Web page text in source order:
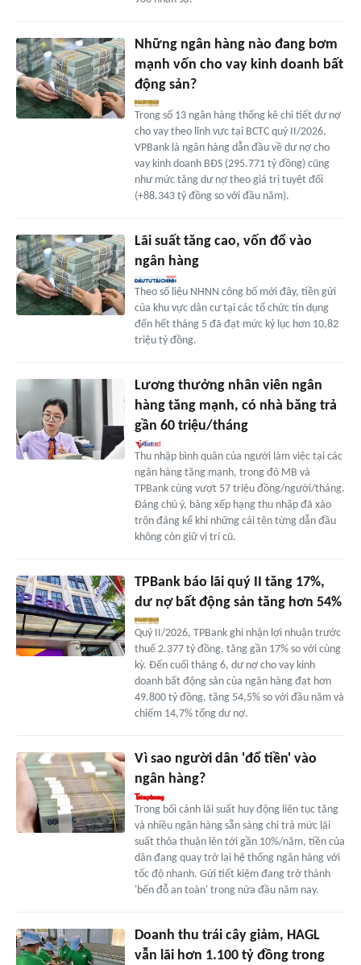
Những ngân hàng nào đang bơm
mạnh vốn cho vay kinh doanh bất
động sản?
Trong số 13 ngân hàng thống kê chi tiết dư nợ
cho vay theo lĩnh vực tại BCTC quý II/2026,
VPBank là ngân hàng dẫn đầu về dư nợ cho
vay kinh doanh BĐS (295.771 tỷ đồng) cũng
như mức tăng dư nợ theo giá trị tuyệt đối
(+88.343 tỷ đồng so với đầu năm).
Lãi suất tăng cao, vốn đổ vào
ngân hàng
Theo số liệu NHNN công bố mới đây, tiền gửi
của khu vực dân cư tại các tổ chức tín dụng
đến hết tháng 5 đã đạt mức kỷ lục hơn 10,82
triệu tỷ đồng.
Lương thưởng nhân viên ngân
hàng tăng mạnh, có nhà băng trả
gần 60 triệu/tháng
Thu nhập bình quân của người làm việc tại các
ngân hàng tăng mạnh, trong đó MB và
TPBank cùng vượt 57 triệu đồng/người/tháng.
Đáng chú ý, bảng xếp hạng thu nhập đã xáo
trộn đáng kể khi những cái tên từng dẫn đầu
không còn giữ vị trí cũ.
TPBank báo lãi quý II tăng 17%,
dư nợ bất động sản tăng hơn 54%
Quý II/2026, TPBank ghi nhận lợi nhuận trước
thuế 2.377 tỷ đồng, tăng gần 17% so với cùng
kỳ. Đến cuối tháng 6, dư nợ cho vay kinh
doanh bất động sản của ngân hàng đạt hơn
49.800 tỷ đồng, tăng 54,5% so với đầu năm và
chiếm 14,7% tổng dư nợ.
Vì sao người dân 'đổ tiền' vào
ngân hàng?
Trong bối cảnh lãi suất huy động liên tục tăng
và nhiều ngân hàng sẵn sàng chi trả mức lãi
suất thỏa thuận lên tới gần 10%/năm, tiền của
dân đang quay trở lại hệ thống ngân hàng với
tốc độ nhanh. Gửi tiết kiệm đang trở thành
'bến đỗ an toàn' trong nửa đầu năm nay.
Doanh thu trái cây giảm, HAGL
vẫn lãi hơn 1.100 tỷ đồng trong